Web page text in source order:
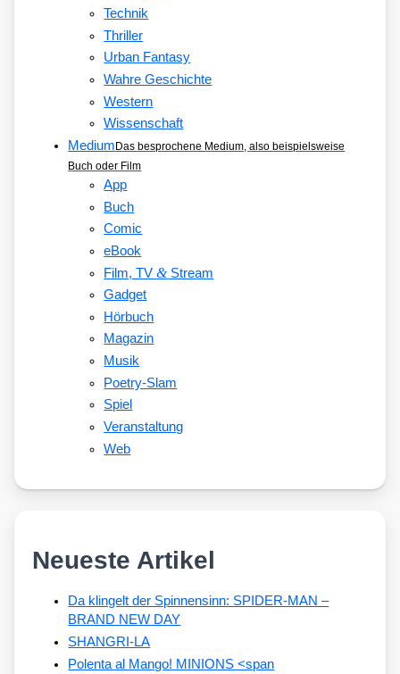
Technik
Thriller
Urban Fantasy
Wahre Geschichte
Western
Wissenschaft
Medium Das besprochene Medium, also beispielsweise
Buch oder Film
App
Buch
Comic
eBook
Film, TV&Stream
Gadget
Hörbuch
Magazin
Musik
Poetry-Slam
Spiel
Veranstaltung
Web
Neueste Artikel
Da klingelt der Spinnensinn: SPIDER-MAN –
BRAND NEW DAY
SHANGRI-LA
Polenta al Mango! MINIONS <span